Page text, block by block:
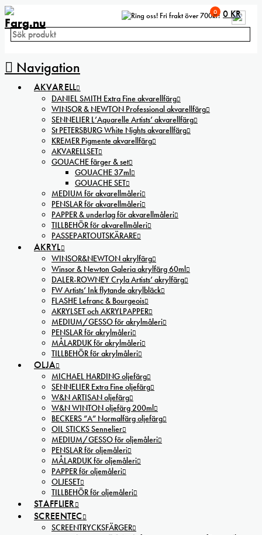
Fri frakt över 700kr!
Navigation
0 0 KR
AKVARELL
DANIEL SMITH Extra Fine akvarellfärg
WINSOR & NEWTON Professional akvarellfärg
SENNELIER L’Aquarelle Artists’ akvarellfärg
St PETERSBURG White Nights akvarellfärg
KREMER Pigmente akvarellfärg
AKVARELLSET
GOUACHE färger & set
GOUACHE 37ml
GOUACHE SET
MEDIUM för akvarellmåleri
PENSLAR för akvarellmåleri
PAPPER & underlag för akvarellmåleri
TILLBEHÖR för akvarellmåleri
PASSEPARTOUTSKÄRARE
AKRYL
WINSOR&NEWTON akrylfärg
Winsor & Newton Galeria akrylfärg 60ml
DALER-ROWNEY Cryla Artists’ akrylfärg
FW Artists’ Ink flytande akrylbläck
FLASHE Lefranc & Bourgeois
AKRYLSET och AKRYLPAPPER
MEDIUM/GESSO för akrylmåleri
PENSLAR för akrylmåleri
MÅLARDUK för akrylmåleri
TILLBEHÖR för akrylmåleri
OLJA
MICHAEL HARDING oljefärg
SENNELIER Extra Fine oljefärg
W&N ARTISAN oljefärg
W&N WINTON oljefärg 200ml
BECKERS ”A” Normalfärg oljefärg
OIL STICKS Sennelier
MEDIUM/GESSO för oljemåleri
PENSLAR för oljemåleri
MÅLARDUK för oljemåleri
PAPPER för oljemåleri
OLJESET
TILLBEHÖR för oljemåleri
STAFFLIER
SCREENTEC
SCREENTRYCKSFÄRGER